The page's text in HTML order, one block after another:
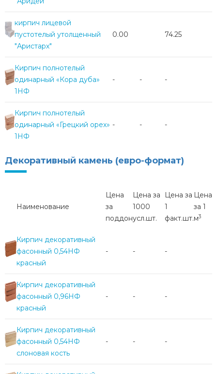
кирпич лицевой
пустотелый утолщенный
"Аристарх"
0.00 74.25
Кирпич полнотелый
одинарный «Кора дуба»
1НФ
- - -
Кирпич полнотелый
одинарный «Грецкий орех»
1НФ
- - -
Декоративный камень (евро-формат)
Наименование
Цена
за
поддон
Цена за
1000
усл.шт.
Цена за
1
факт.шт.
Цена
за 1
м3
Кирпич декоративный
фасонный 0,54НФ
красный
- - -
Кирпич декоративный
фасонный 0,96НФ
красный
- - -
Кирпич декоративный
фасонный 0,54НФ
слоновая кость
- - -